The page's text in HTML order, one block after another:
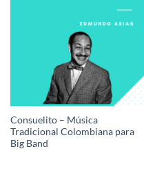
Consuelito – Música
Tradicional Colombiana para
Big Band